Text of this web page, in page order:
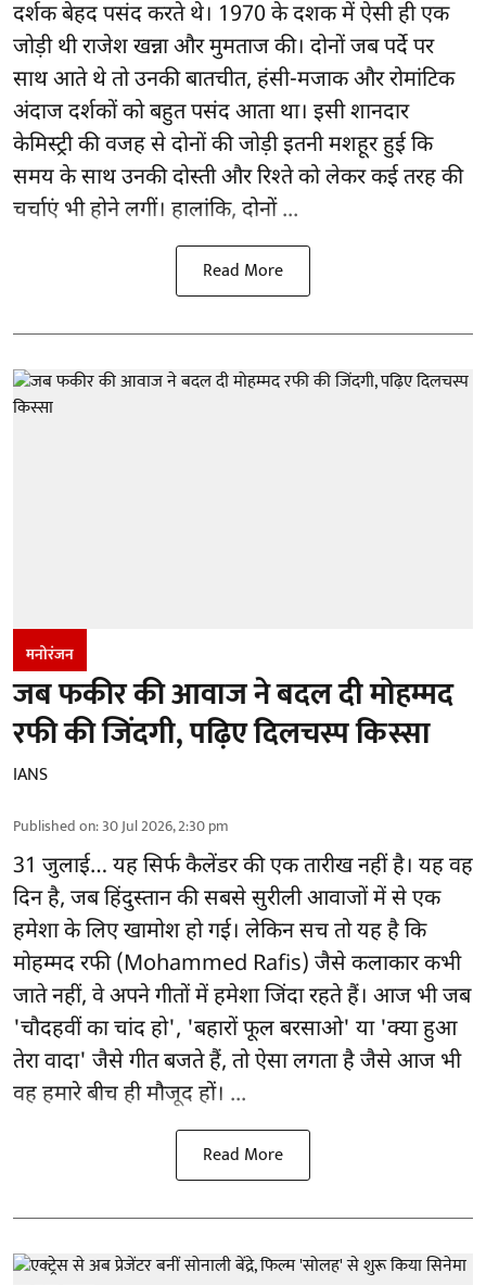
दर्शक बेहद पसंद करते थे। 1970 के दशक में ऐसी ही एक
जोड़ी थी राजेश खन्ना और मुमताज की। दोनों जब पर्दे पर
साथ आते थे तो उनकी बातचीत, हंसी-मजाक और रोमांटिक
अंदाज दर्शकों को बहुत पसंद आता था। इसी शानदार
केमिस्ट्री की वजह से दोनों की जोड़ी इतनी मशहूर हुई कि
समय के साथ उनकी दोस्ती और रिश्ते को लेकर कई तरह की
चर्चाएं भी होने लगीं। हालांकि, दोनों ...
Read More
मनोरंजन
जब फकीर की आवाज ने बदल दी मोहम्मद
रफी की जिंदगी, पढ़िए दिलचस्प किस्सा
IANS
Published on:30 Jul 2026, 2:30 pm
31 जुलाई… यह सिर्फ कैलेंडर की एक तारीख नहीं है। यह वह
दिन है, जब हिंदुस्तान की सबसे सुरीली आवाजों में से एक
हमेशा के लिए खामोश हो गई। लेकिन सच तो यह है कि
मोहम्मद रफी (Mohammed Rafis) जैसे कलाकार कभी
जाते नहीं, वे अपने गीतों में हमेशा जिंदा रहते हैं। आज भी जब
'चौदहवीं का चांद हो', 'बहारों फूल बरसाओ' या 'क्या हुआ
तेरा वादा' जैसे गीत बजते हैं, तो ऐसा लगता है जैसे आज भी
वह हमारे बीच ही मौजूद हों। ...
Read More